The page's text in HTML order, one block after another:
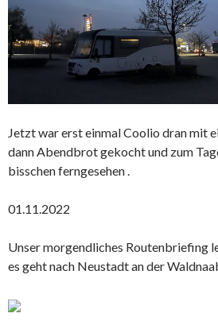
Jetzt war erst einmal Coolio dran mit
dann Abendbrot gekocht und zum
bisschen ferngesehen .
01.11.2022
Unser morgendliches Routenbriefing
es geht nach Neustadt an der